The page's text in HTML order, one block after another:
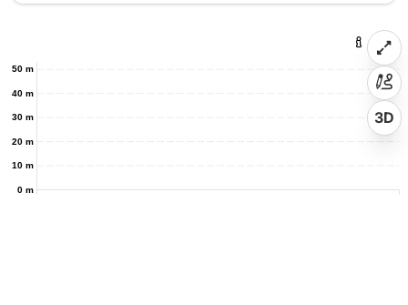
0 m
10 m
20 m
30 m
40 m
50 m
3D